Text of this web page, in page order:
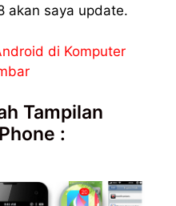
akan saya update.
di Komputer
Tampilan
: